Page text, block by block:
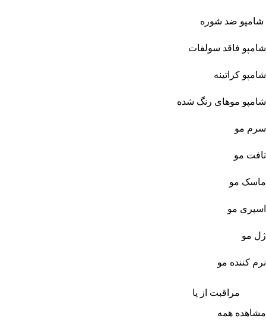
شامپو ضد شوره
شامپو فاقد سولفات
شامپو کراتینه
شامپو موهای رنگ شده
سرم مو
تافت مو
ماسک مو
اسپری مو
ژل مو
نرم کننده مو
مراقبت از پا
مشاهده همه